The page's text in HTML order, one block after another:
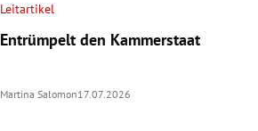
Leitartikel
Entrümpelt den Kammerstaat
Martina Salomon17.07.2026